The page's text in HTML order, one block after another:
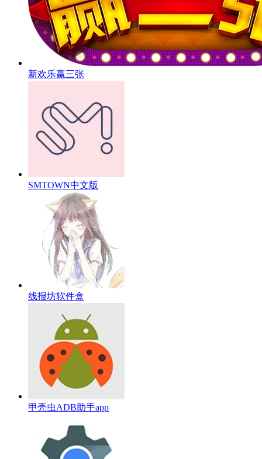
新欢乐赢三张
SMTOWN中文版
线报坊软件盒
甲壳虫ADB助手app